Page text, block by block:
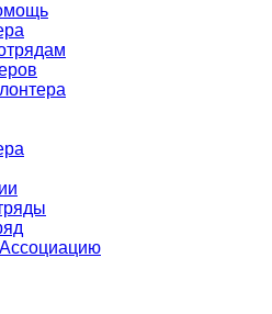
Ассоциацию